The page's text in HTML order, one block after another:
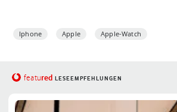
Iphone Apple Apple-Watch
featured LESEEMPFEHLUNGEN